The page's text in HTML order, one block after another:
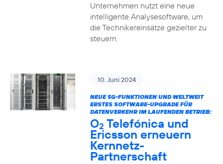
Unternehmen nutzt eine neue
intelligente Analysesoftware, um
die Technikereinsätze gezielter zu
steuern.
10. Juni 2024
NEUE 5G-FUNKTIONEN UND WELTWEIT
ERSTES SOFTWARE-UPGRADE FÜR
DATENVERKEHR IM LAUFENDEN BETRIEB:
O2 Telefónica und
Ericsson erneuern
Kernnetz-
Partnerschaft